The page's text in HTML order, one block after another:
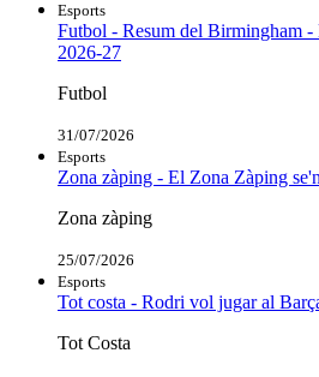
Esports
Futbol - Resum del Birmingham -
2026-27
Futbol
31/07/2026
Esports
Zona zàping - El Zona Zàping
Zona zàping
25/07/2026
Esports
Tot costa - Rodri vol jugar al
Tot Costa